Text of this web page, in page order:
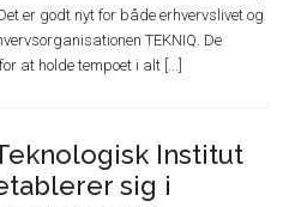
er godt nyt for både erhvervslivet og
TEKNIQ. De
at holde tempoet i alt [...]
Institut
sig i